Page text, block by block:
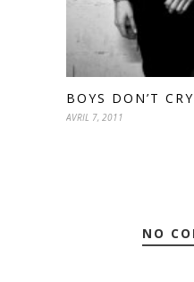
BOYS DON’T CRY
AVRIL 7, 2011
NO